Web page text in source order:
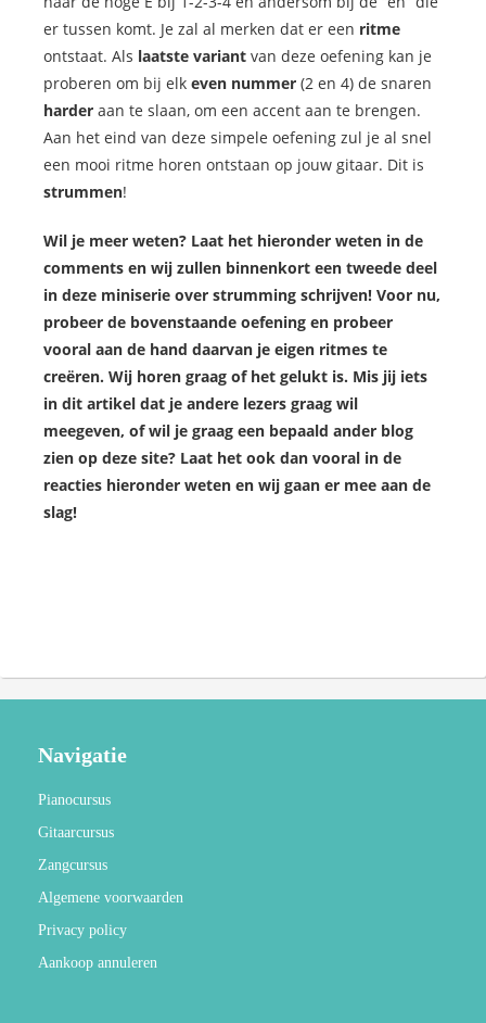
er tussen komt. Je zal al merken dat er een ritme
ontstaat. Als laatste variant van deze oefening kan je
proberen om bij elk even nummer (2 en 4) de snaren
harder aan te slaan, om een accent aan te brengen.
Aan het eind van deze simpele oefening zul je al snel
een mooi ritme horen ontstaan op jouw gitaar. Dit is
strummen!
Wil je meer weten? Laat het hieronder weten in de
comments en wij zullen binnenkort een tweede deel
in deze miniserie over strumming schrijven! Voor nu,
probeer de bovenstaande oefening en probeer
vooral aan de hand daarvan je eigen ritmes te
creëren. Wij horen graag of het gelukt is. Mis jij iets
in dit artikel dat je andere lezers graag wil
meegeven, of wil je graag een bepaald ander blog
zien op deze site? Laat het ook dan vooral in de
reacties hieronder weten en wij gaan er mee aan de
slag!
Navigatie
Pianocursus
Gitaarcursus
Zangcursus
Algemene voorwaarden
Privacy policy
Aankoop annuleren